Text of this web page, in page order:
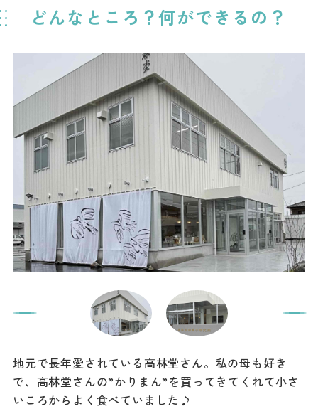
どんなところ？何ができるの？
地元で長年愛されている高林堂さん。私の母も好き
で、高林堂さんの”かりまん”を買ってきてくれて小さ
いころからよく食べていました♪